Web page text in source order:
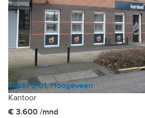
Markt 3-01, Hoogeveen
Kantoor
€ 3.600 /mnd